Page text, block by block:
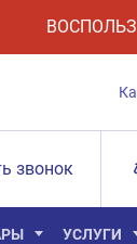
звонок
УСЛУГИ